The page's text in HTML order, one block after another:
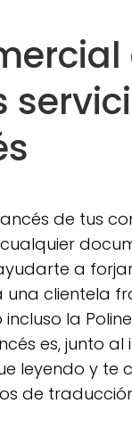
de tus
a
una clientela
la
es, junto al
leyendo y
de